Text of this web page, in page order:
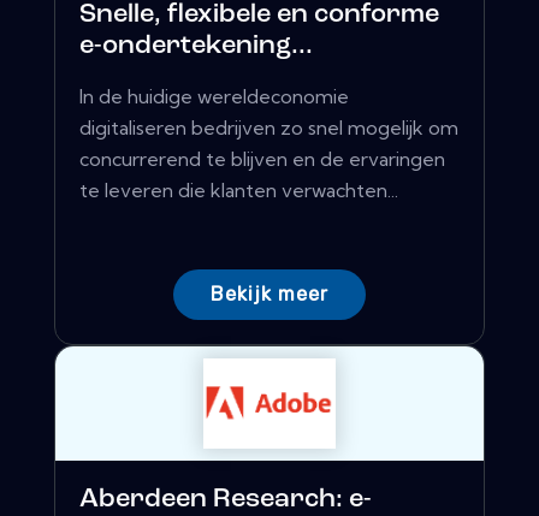
Snelle, flexibele en conforme
e-ondertekening...
In de huidige wereldeconomie
digitaliseren bedrijven zo snel mogelijk om
concurrerend te blijven en de ervaringen
te leveren die klanten verwachten...
Bekijk meer
Aberdeen Research: e-